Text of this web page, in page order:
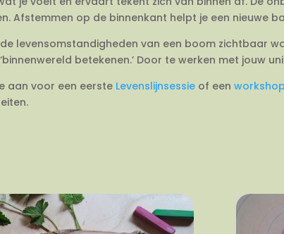
Afstemmen op de binnenkant helpt je een nieuwe
levensomstandigheden van een boom zichtbaar
betekenen.’ Door te werken met jouw
aan voor een eerste Levenslijnsessie of eenworkshop